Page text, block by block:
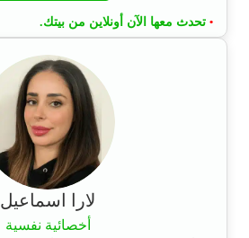
• تحدث معها الآن أونلاين من بيتك.
لارا اسماعيل
أخصائية نفسية